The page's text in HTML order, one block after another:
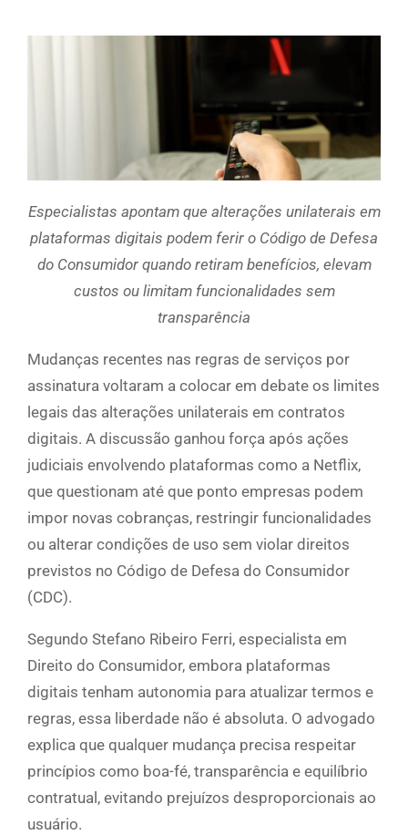
Especialistas apontam que alterações unilaterais em
plataformas digitais podem ferir o Código de Defesa
do Consumidor quando retiram benefícios, elevam
custos ou limitam funcionalidades sem
transparência
Mudanças recentes nas regras de serviços por
assinatura voltaram a colocar em debate os limites
legais das alterações unilaterais em contratos
digitais. A discussão ganhou força após ações
judiciais envolvendo plataformas como a Netflix,
que questionam até que ponto empresas podem
impor novas cobranças, restringir funcionalidades
ou alterar condições de uso sem violar direitos
previstos no Código de Defesa do Consumidor
(CDC).
Segundo Stefano Ribeiro Ferri, especialista em
Direito do Consumidor, embora plataformas
digitais tenham autonomia para atualizar termos e
regras, essa liberdade não é absoluta. O advogado
explica que qualquer mudança precisa respeitar
princípios como boa-fé, transparência e equilíbrio
contratual, evitando prejuízos desproporcionais ao
usuário.